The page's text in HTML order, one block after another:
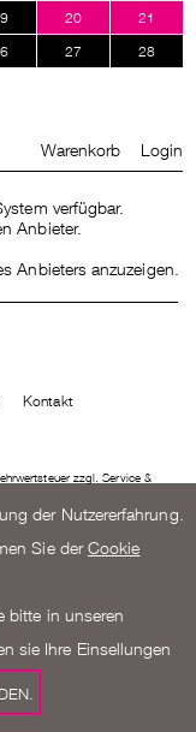
20
21
27
28
Warenkorb Login
der Nutzererfahrung.
Sie derCookie
bitte in unseren
sie Ihre Einsellungen
verfügbar.
Anbieter.
Anbieters anzuzeigen.
Kontakt
zzgl. Service &